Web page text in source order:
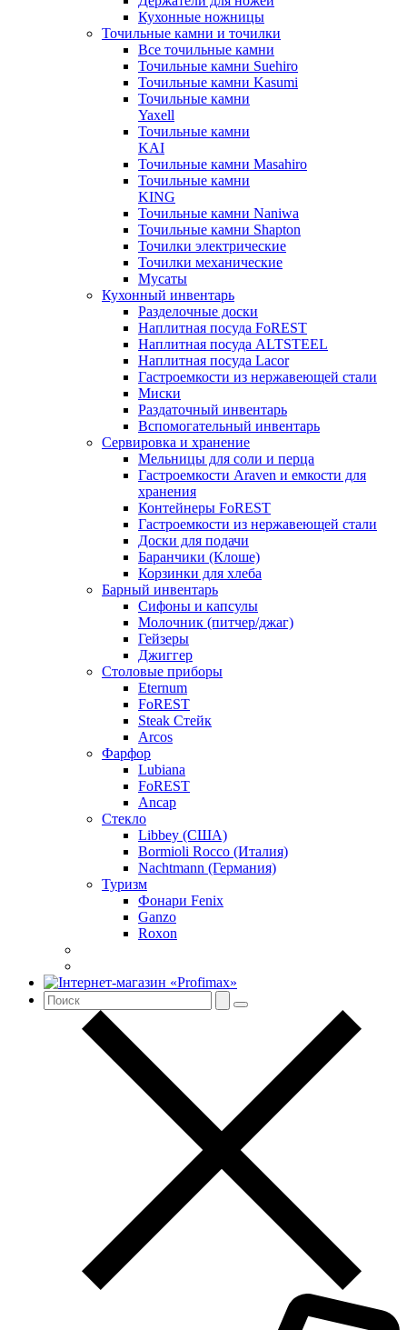
Кухонные ножницы
Точильные камни и точилки
Все точильные камни
Точильные камни Suehiro
Точильные камни Kasumi
Точильные камни
Yaxell
Точильные камни
KAI
Точильные камни Masahiro
Точильные камни
KING
Точильные камни Naniwa
Точильные камни Shapton
Точилки электрические
Точилки механические
Мусаты
Кухонный инвентарь
Разделочные доски
Наплитная посуда FoREST
Наплитная посуда ALTSTEEL
Наплитная посуда Lacor
Гастроемкости из нержавеющей стали
Миски
Раздаточный инвентарь
Вспомогательный инвентарь
Сервировка и хранение
Мельницы для соли и перца
Гастроемкости Araven и емкости для
хранения
Контейнеры FoREST
Гастроемкости из нержавеющей стали
Доски для подачи
Баранчики (Клоше)
Корзинки для хлеба
Барный инвентарь
Сифоны и капсулы
Молочник (питчер/джаг)
Гейзеры
Джиггер
Столовые приборы
Eternum
FoREST
Steak Стейк
Arcos
Фарфор
Lubiana
FoREST
Ancap
Стекло
Libbey (США)
Bormioli Rocco (Италия)
Nachtmann (Германия)
Туризм
Фонари Fenix
Ganzo
Roxon